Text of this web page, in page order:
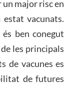
major risc en
vacunats.
ben conegut
les principals
de vacunes es
de futures